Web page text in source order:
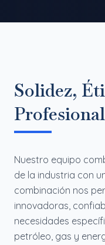
Solidez,
Nuestro equipo
de la industria con
combinación nos
innovadoras,
necesidades
petróleo, gas y